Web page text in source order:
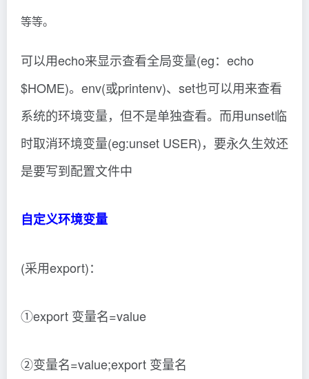
等等。
可以用echo来显示查看全局变量(eg：echo
$HOME)。env(或printenv)、set也可以用来查看
系统的环境变量，但不是单独查看。而用unset临
时取消环境变量(eg:unset USER)，要永久生效还
是要写到配置文件中
自定义环境变量
(采用export)：
①export 变量名=value
②变量名=value;export 变量名